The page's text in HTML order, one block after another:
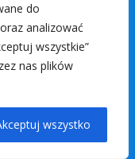
do
analizować
wszystkie”
nas plików
wszystko